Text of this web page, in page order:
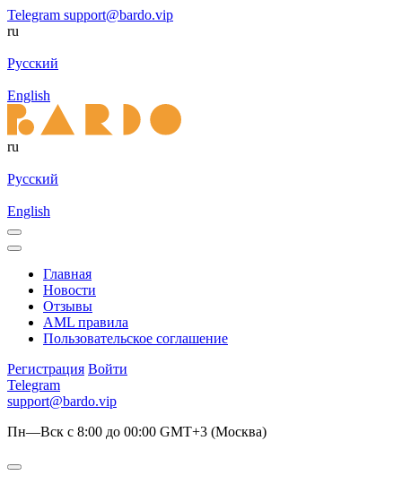
Telegram support@bardo.vip
ru
Русский
English
ru
Русский
English
Главная
Новости
Отзывы
AML правила
Пользовательское соглашение
Регистрация Войти
Telegram
support@bardo.vip
Пн—Вск с 8:00 до 00:00 GMT+3 (Москва)